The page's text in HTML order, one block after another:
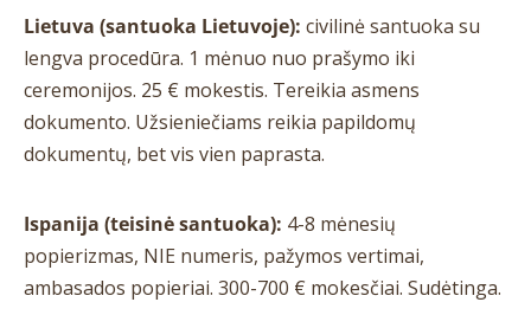
Lietuva (santuoka Lietuvoje): civilinė santuoka su
lengva procedūra. 1 mėnuo nuo prašymo iki
ceremonijos. 25 € mokestis. Tereikia asmens
dokumento. Užsieniečiams reikia papildomų
dokumentų, bet vis vien paprasta.
Ispanija (teisinė santuoka): 4-8 mėnesių
popierizmas, NIE numeris, pažymos vertimai,
ambasados popieriai. 300-700 € mokesčiai. Sudėtinga.